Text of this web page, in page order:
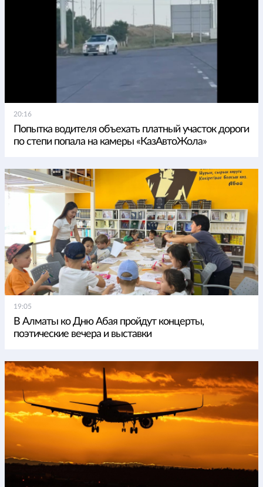
20:16
Попытка водителя объехать платный участок дороги
по степи попала на камеры «КазАвтоЖола»
19:05
В Алматы ко Дню Абая пройдут концерты,
поэтические вечера и выставки